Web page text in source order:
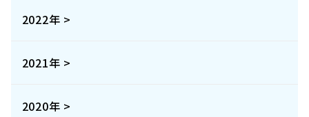
2022年 >
2021年 >
2020年 >